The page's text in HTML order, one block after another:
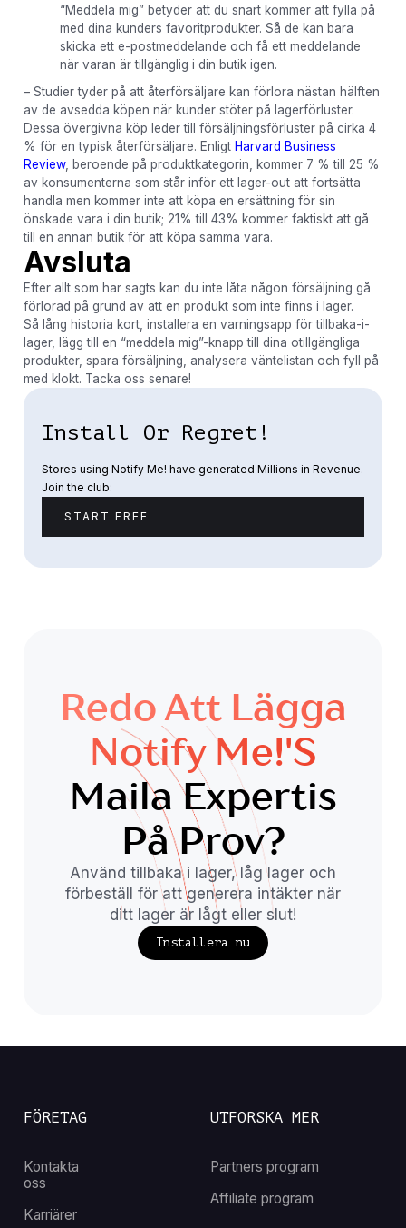
“Meddela mig” betyder att du snart kommer att fylla på
med dina kunders favoritprodukter. Så de kan bara
skicka ett e-postmeddelande och få ett meddelande
när varan är tillgänglig i din butik igen.
– Studier tyder på att återförsäljare kan förlora nästan hälften
av de avsedda köpen när kunder stöter på lagerförluster.
Dessa övergivna köp leder till försäljningsförluster på cirka 4
% för en typisk återförsäljare. Enligt Harvard Business
Review, beroende på produktkategorin, kommer 7 % till 25 %
av konsumenterna som står inför ett lager-out att fortsätta
handla men kommer inte att köpa en ersättning för sin
önskade vara i din butik; 21% till 43% kommer faktiskt att gå
till en annan butik för att köpa samma vara.
Avsluta
Efter allt som har sagts kan du inte låta någon försäljning gå
förlorad på grund av att en produkt som inte finns i lager.
Så lång historia kort, installera en varningsapp för tillbaka-i-
lager, lägg till en “meddela mig”-knapp till dina otillgängliga
produkter, spara försäljning, analysera väntelistan och fyll på
med klokt. Tacka oss senare!
Install Or Regret!
Stores using Notify Me! have generated Millions in Revenue.
Join the club:
START FREE
Redo Att Lägga
Notify Me!'s
Maila Expertis
På Prov?
Använd tillbaka i lager, låg lager och
förbeställ för att generera intäkter när
ditt lager är lågt eller slut!
Installera nu
FÖRETAG
Kontakta
oss
Karriärer
UTFORSKA MER
Partners program
Affiliate program